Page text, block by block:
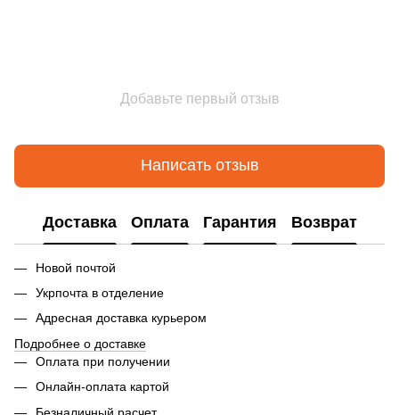
Добавьте первый отзыв
Написать отзыв
Доставка Оплата Гарантия Возврат
Новой почтой
Укрпочта в отделение
Адресная доставка курьером
Подробнее о доставке
Оплата при получении
Онлайн-оплата картой
Безналичный расчет